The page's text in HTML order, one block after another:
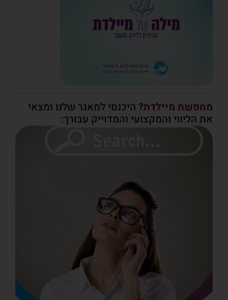
מחפשת מיילדת? היכנסי למאגר שלנו ומצאי
את הליווי והמקצועי והמדוייק עבורך: